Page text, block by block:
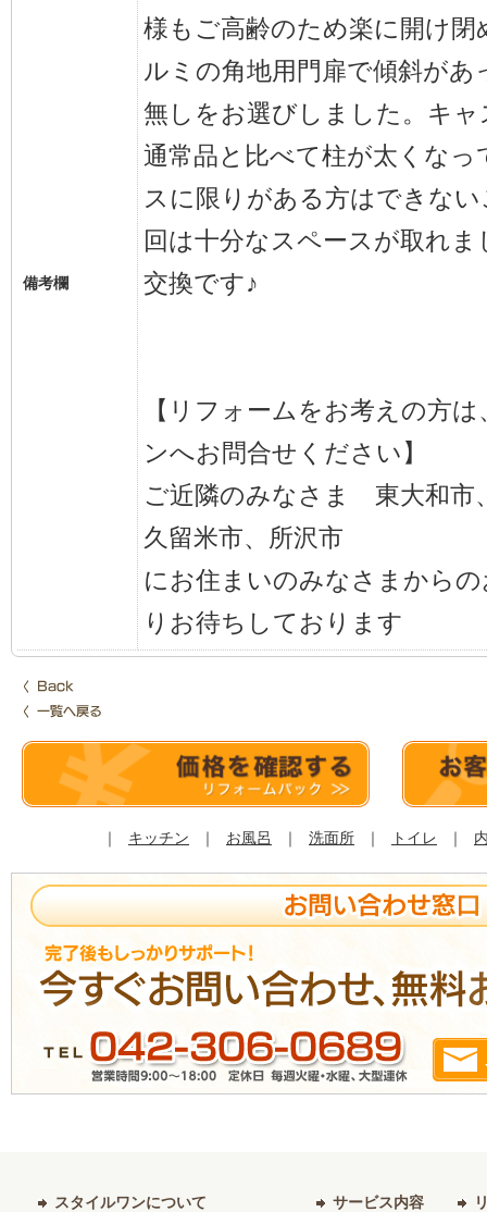
備考欄
様もご高齢のため楽に開け
ルミの角地用門扉で傾斜が
無しをお選びしました。キ
通常品と比べて柱が太くな
スに限りがある方はできな
回は十分なスペースが取れ
交換です♪
【リフォームをお考えの方
ンへお問合せください】
ご近隣のみなさま 東大和市
久留米市、所沢市
にお住まいのみなさまから
りお待ちしております
｜ キッチン ｜ お風呂 ｜ 洗面所 ｜ トイレ ｜
スタイルワンについて サービス内容